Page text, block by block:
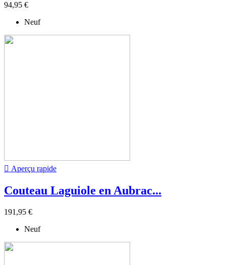
94,95 €
Neuf
 Aperçu rapide
Couteau Laguiole en Aubrac...
191,95 €
Neuf